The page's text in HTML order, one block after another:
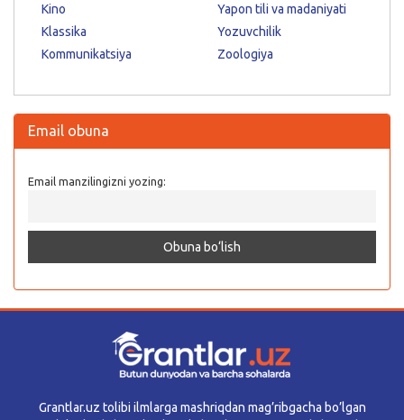
Kino
Klassika
Kommunikatsiya
Yapon tili va madaniyati
Yozuvchilik
Zoologiya
Email obuna
Email manzilingizni yozing:
Grantlar.uz tolibi ilmlarga mashriqdan mag’ribgacha bo’lgan